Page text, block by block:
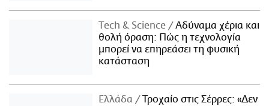
Τech & Science
Αδύναμα χέρια και
θολή όραση: Πώς η τεχνολογία
μπορεί να επηρεάσει τη φυσική
κατάσταση
Ελλάδα
Τροχαίο στις Σέρρες: «Δεν